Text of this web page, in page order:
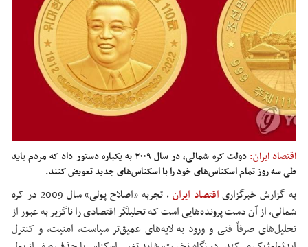
اقتصاد ایران:
دولت کره شمالی، در سال ۲۰۰۹ به یکباره دستور داد که مردم باید
طی سه روز تمام اسکناس‌های خود را با اسکناس‌های جدید تعویض کنند.
به گزارش خبرگزاریاقتصاد ایران ،
تجربه «اصلاح پولی» سال 2009 در کره
شمالی، از آن دست پرونده‌هایی است که تحلیلگر اقتصادی را ناگزیر به عبور از
تحلیل‌های صرفاً فنی و ورود به لایه‌های عمیق‌تر سیاست، امنیت، و کنترل